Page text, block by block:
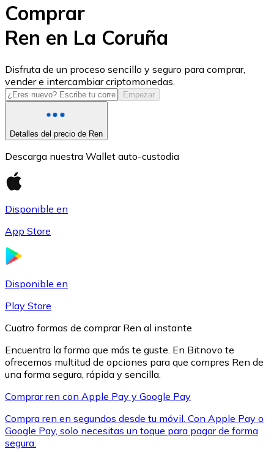
USD Coin
USDC
XRP
XRP
Comprar
Ren en La Coruña
Disfruta de un proceso sencillo y seguro para comprar,
vender e intercambiar criptomonedas.
Empezar
Detalles del precio de Ren
Descarga nuestra Wallet auto-custodia
Disponible en
App Store
Disponible en
Play Store
Cuatro formas de comprar Ren al instante
Encuentra la forma que más te guste. En Bitnovo te
ofrecemos multitud de opciones para que compres Ren de
una forma segura, rápida y sencilla.
Comprar ren con Apple Pay y Google Pay
Compra ren en segundos desde tu móvil. Con Apple Pay o
Google Pay, solo necesitas un toque para pagar de forma
segura.